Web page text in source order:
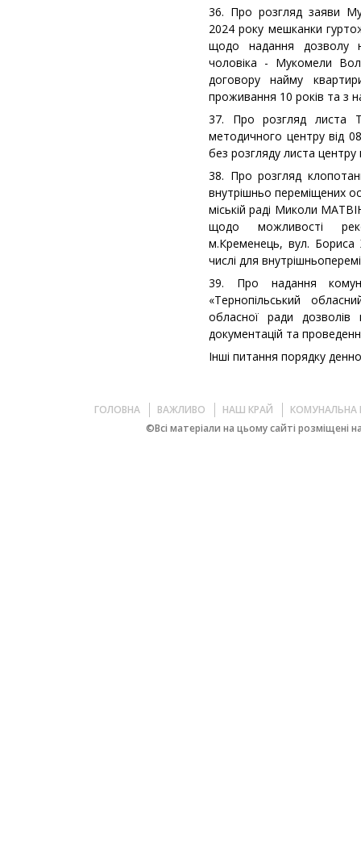
36. Про розгляд заяви
2024 року мешканки
щодо надання дозволу
чоловіка - Мукомели
договору найму
проживання 10 років та з
37. Про розгляд листа
методичного центру від
без розгляду листа
38. Про розгляд
внутрішньо переміщених
міській раді Миколи
щодо можливості
м.Кременець, вул. Бориса
числі для
39. Про надання
«Тернопільський
обласної ради дозволів
документацій та
Інші питання порядку
ГОЛОВНА ВАЖЛИВО НАШ КРАЙ
КОМУНАЛЬНА
©Всі матеріали на цьому сайті розміщені